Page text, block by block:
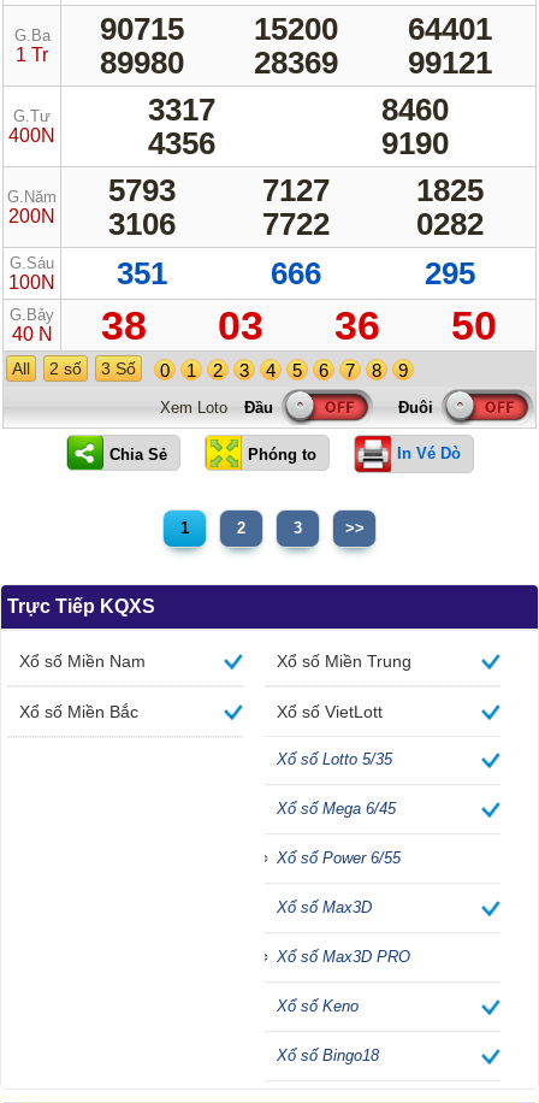
G.Ba
1 Tr
90715 15200
64401
89980
28369 99121
G.Tư
400N
3317
8460
4356
9190
G.Năm
200N
5793 7127
1825
3106
7722 0282
G.Sáu
100N 351 666 295
G.Bảy
40 N 38 03 36 50
All 2 số 3 Số 0 1 2 3 4 5 6 7 8 9
Xem Loto
In Vé Dò
1 2 3 >>
Trực Tiếp KQXS
Xổ số Miền Nam Xổ số Miền Trung
Xổ số Miền Bắc Xổ số VietLott
Xổ số Lotto 5/35
Xổ số Mega 6/45
Xổ số Power 6/55
Xổ số Max3D
Xổ số Max3D PRO
Xổ số Keno
Xổ số Bingo18